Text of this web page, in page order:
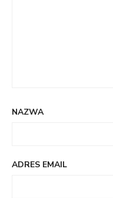
NAZWA
ADRES EMAIL